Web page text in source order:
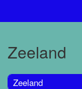
Zeeland
Zeeland